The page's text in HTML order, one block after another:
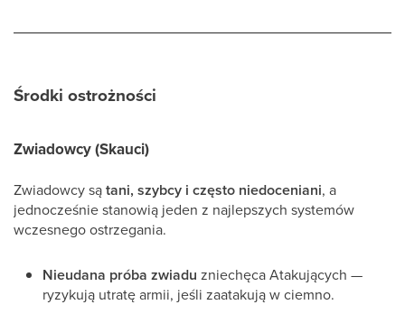
Środki ostrożności
Zwiadowcy (Skauci)
Zwiadowcy sątani, szybcy i często niedoceniani, a
jednocześnie stanowią jeden z najlepszych systemów
wczesnego ostrzegania.
Nieudana próba zwiadu zniechęca Atakujących —
ryzykują utratę armii, jeśli zaatakują w ciemno.